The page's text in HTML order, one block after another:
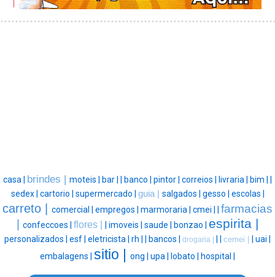
casa | brindes | moteis | bar | banco | pintor | correios | livraria | bim |
sedex | cartorio | supermercado | guia | salgados | gesso | escolas |
carreto | comercial | empregos | marmoraria | cmei |
farmacias
confeccoes | flores | imoveis | saude | bonzao | espirita |
personalizados | esf | eletricista | rh | bancos | drogaria | cemei |
uai |
embalagens | sitio | ong | upa | lobato | hospital |